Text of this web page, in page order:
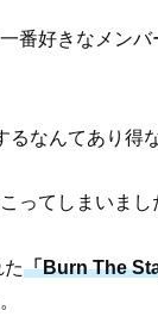
番好きなメン
るなんてあり得
ってしまいまし
「Burn The